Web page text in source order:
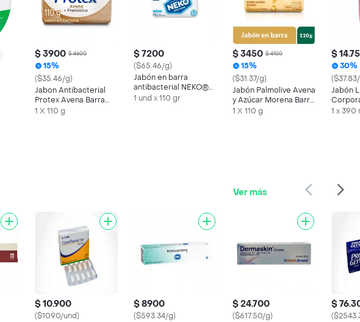
$ 3900 $ 4600
15%
($35.46/g)
Jabon Antibacterial
Protex Avena Barra
110g
1 X 110 g
$ 7200
($65.46/g)
Jabón en barra
antibacterial NEKO®
EXTRA SUAVE 110g
1 und x 110 gr
$ 3450 $ 4100
15%
($31.37/g)
Jabón Palmolive Avena
y Azúcar Morena Barra
110 g
1 X 110 g
$
30%
Jabón
1 x 390
Ver más
$ 10.900
($1090/und)
$ 8900
($593.34/g)
$ 24.700
($617.50/g)
$